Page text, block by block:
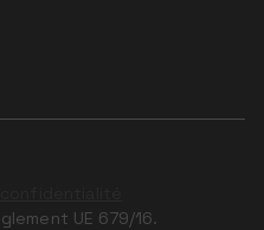
UE 679/16.